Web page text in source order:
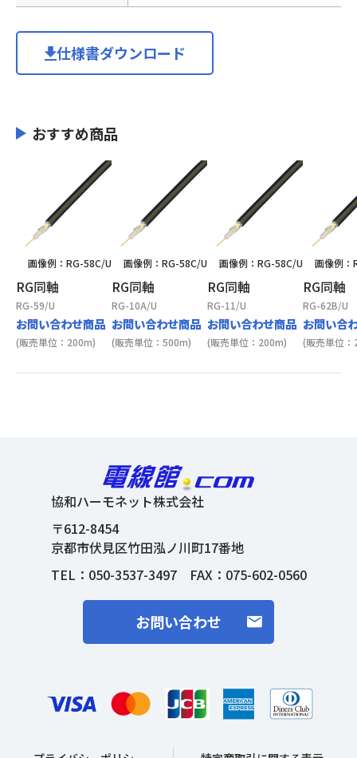
仕様書ダウンロード
おすすめ商品
画像例：RG-58C/U
RG同軸
RG-59/U
お問い合わせ商品
(販売単位：200m)
画像例：RG-58C/U
RG同軸
RG-10A/U
お問い合わせ商品
(販売単位：500m)
画像例：RG-58C/U
RG同軸
RG-11/U
お問い合わせ商品
(販売単位：200m)
画像例：
RG同軸
RG-62B/U
お問い合
(販売単位
協和ハーモネット株式会社
〒612-8454
京都市伏見区竹田泓ノ川町17番地
TEL： 050-3537-3497FAX：075-602-0560
お問い合わせ